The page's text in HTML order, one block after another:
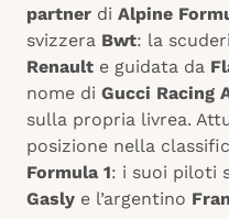
partner di Alpine
svizzera Bwt: la
Renault e guidata da
nome di Gucci Racing
sulla propria livrea.
posizione nella
Formula 1: i suoi piloti
Gasly e l’argentino